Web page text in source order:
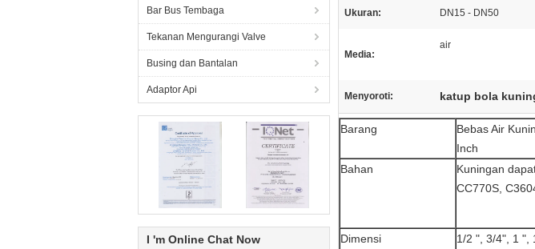
Bar Bus Tembaga
Tekanan Mengurangi Valve
Busing dan Bantalan
Adaptor Api
I 'm Online Chat Now
Ukuran: DN15 - DN50
Media:
air
Menyoroti: katup bola
Barang
Bebas Air
Inch
Bahan
Kuningan
CC770S,
Dimensi 1/2 ", 3/4", 1 ",